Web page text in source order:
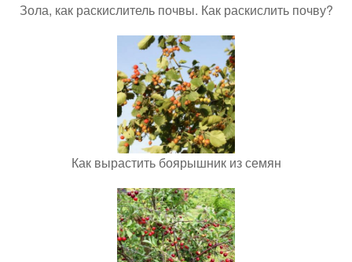
Зола, как раскислитель почвы. Как раскислить почву?
Как вырастить боярышник из семян